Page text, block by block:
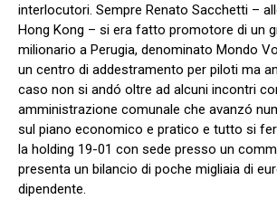
interlocutori. Sempre Renato Sacchetti –
Hong Kong – si era fatto promotore di un
milionario a Perugia, denominato Mondo
un centro di addestramento per piloti ma
caso non si andó oltre ad alcuni incontri
amministrazione comunale che avanzó
sul piano economico e pratico e tutto si
la holding 19-01 con sede presso un
presenta un bilancio di poche migliaia di
dipendente.